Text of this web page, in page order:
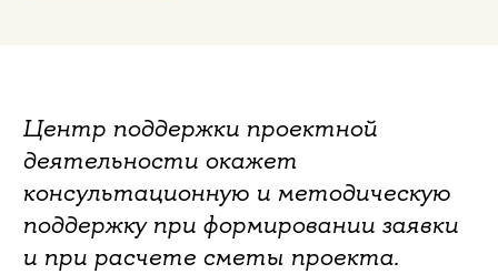
Центр поддержки проектной
деятельности окажет
консультационную и методическую
поддержку при формировании заявки
и при расчете сметы проекта.